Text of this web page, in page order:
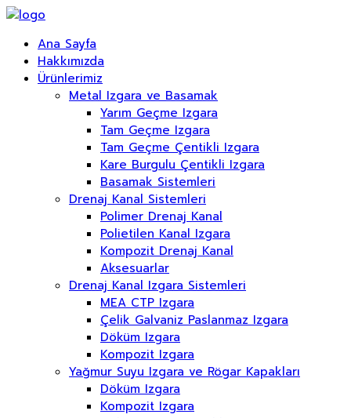
Ana Sayfa
Hakkımızda
Ürünlerimiz
Metal Izgara ve Basamak
Yarım Geçme Izgara
Tam Geçme Izgara
Tam Geçme Çentikli Izgara
Kare Burgulu Çentikli Izgara
Basamak Sistemleri
Drenaj Kanal Sistemleri
Polimer Drenaj Kanal
Polietilen Kanal Izgara
Kompozit Drenaj Kanal
Aksesuarlar
Drenaj Kanal Izgara Sistemleri
MEA CTP Izgara
Çelik Galvaniz Paslanmaz Izgara
Döküm Izgara
Kompozit Izgara
Yağmur Suyu Izgara ve Rögar Kapakları
Döküm Izgara
Kompozit Izgara